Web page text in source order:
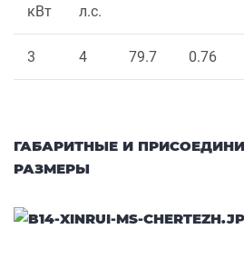
кВт
л.с.
3 4 79.7 0.76
ГАБАРИТНЫЕ И
РАЗМЕРЫ